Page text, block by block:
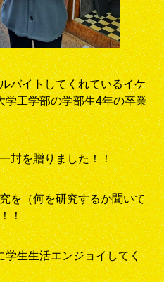
バイトしてくれているイケ
学工学部の学部生4年の卒業
封を贈りました！！
を（何を研究するか聞いて
！
学生生活エンジョイしてく